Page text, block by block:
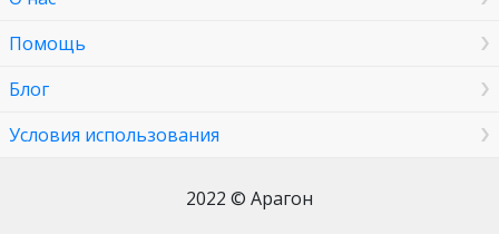
Помощь
Блог
Условия использования
2022 © Арагон